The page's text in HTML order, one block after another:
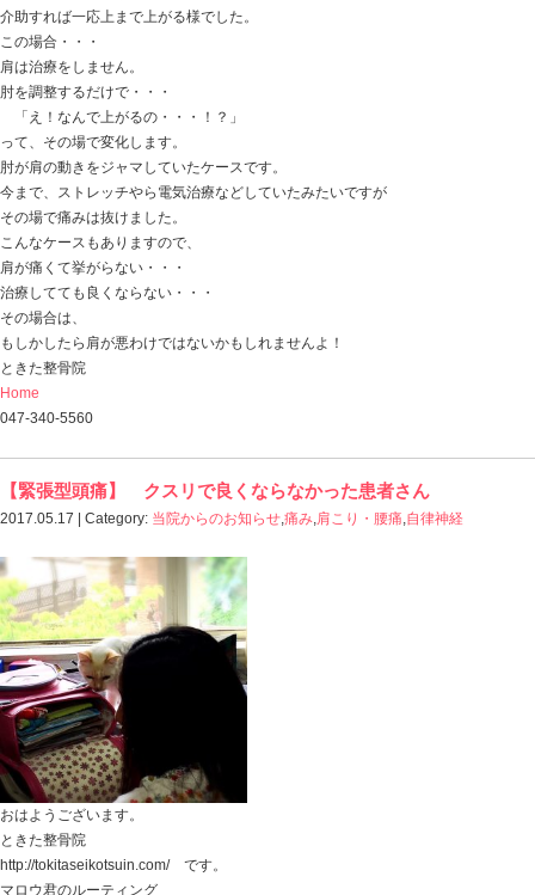
047-340-5560
【挙がらない肩】 肩が悪いわけではありま
2017.05.18 | Category:当院からのお知らせ
おはようございます。
ときた整骨院
http://tokitaseikotsuin.com/ です。
マロウ君
ネコじゃらしで釣れましたが・・・
逃げられました（笑）
最近、強くなっています！
今日の話は
「肩が痛くて挙がらないんですが・・・」